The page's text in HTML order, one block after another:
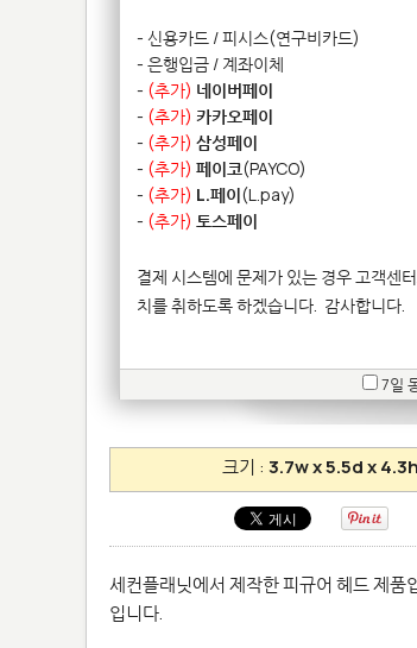
크기 : 3.7w x 5.5d x
세컨플래닛에서 제작한 피규어 헤드 제
입니다.
- 신용카드 / 피시스(연구비카드)
- 은행입금 / 계좌이체
- (추가) 네이버페이
- (추가) 카카오페이
- (추가) 삼성페이
- (추가) 페이코(PAYCO)
- (추가) L.페이(L.pay)
- (추가) 토스페이
결제 시스템에 문제가 있는 경우 고객센
치를 취하도록 하겠습니다. 감사합니다.
7일